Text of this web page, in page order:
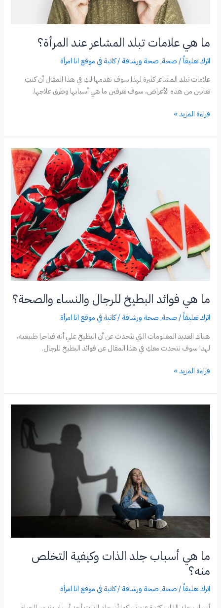
ما هي علامات تبلد المشاعر عند المرأة؟
اترك تعليقاً/صحة,صحة ورشاقة /كاتبة في موقع انا امرأة
علامات تبلد المشاعر كثيرة لهذا سوف نقدمها لكِ في هذا المقال أن كنتِ
تعانين من هذه الأعراض، سوف تعرفين ما هي أسبابها وطرق علاجها.
ما
علامات
قراءة المزيد »
ما هي فوائد البطيخ للرجال والنساء والصحة؟
اترك تعليقاً/صحة,صحة ورشاقة /كاتبة في موقع انا امرأة
هناك العديد المعلومات التي تتحدث عن أن البطيخ علي أنه فياجرا طبيعية،
لهذا سوف نتحدث معكِ في هذا المقال عن فوائد البطيخ للرجال.
ما
فوائد
البطيخ
قراءة المزيد »
ما هي أسباب جلد الذات وكيفية التخلص
منه؟
اترك تعليقاً/صحة,صحة ورشاقة /كاتبة في موقع انا امرأة